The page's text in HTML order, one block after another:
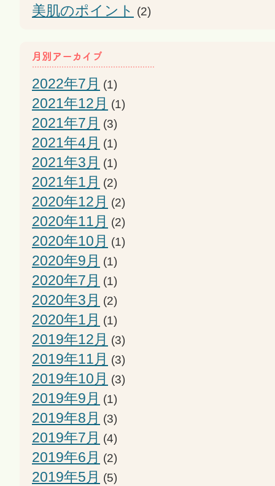
美肌のポイント (2)
2022年7月 (1)
2021年12月 (1)
2021年7月 (3)
2021年4月 (1)
2021年3月 (1)
2021年1月 (2)
2020年12月 (2)
2020年11月 (2)
2020年10月 (1)
2020年9月 (1)
2020年7月 (1)
2020年3月 (2)
2020年1月 (1)
2019年12月 (3)
2019年11月 (3)
2019年10月 (3)
2019年9月 (1)
2019年8月 (3)
2019年7月 (4)
2019年6月 (2)
2019年5月 (5)